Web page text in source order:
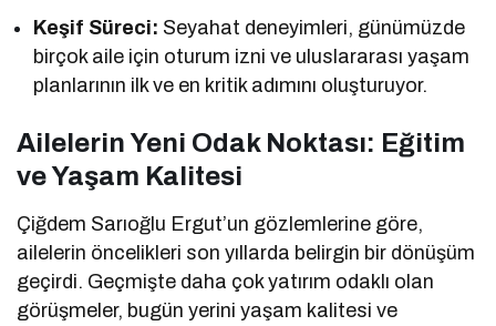
Keşif Süreci: Seyahat deneyimleri, günümüzde
birçok aile için oturum izni ve uluslararası yaşam
planlarının ilk ve en kritik adımını oluşturuyor.
Ailelerin Yeni Odak Noktası: Eğitim
ve Yaşam Kalitesi
Çiğdem Sarıoğlu Ergut’un gözlemlerine göre,
ailelerin öncelikleri son yıllarda belirgin bir dönüşüm
geçirdi. Geçmişte daha çok yatırım odaklı olan
görüşmeler, bugün yerini yaşam kalitesi ve